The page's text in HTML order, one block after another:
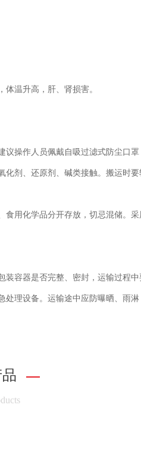
温升高，肝、肾损害。
操作人员佩戴自吸过滤式防尘口
剂、还原剂、碱类接触。搬运时
用化学品分开存放，切忌混储。
容器是否完整、密封，运输过程
理设备。运输途中应防曝晒、雨淋